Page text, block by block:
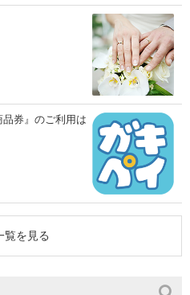
券』のご利用は
覧を見る